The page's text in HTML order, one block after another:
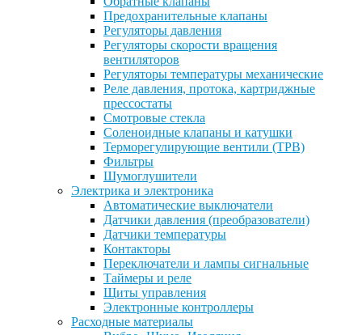
Предохранительные клапаны
Регуляторы давления
Регуляторы скорости вращения
вентиляторов
Регуляторы температуры механические
Реле давления, протока, картриджные
прессостаты
Смотровые стекла
Соленоидные клапаны и катушки
Терморегулирующие вентили (ТРВ)
Фильтры
Шумоглушители
Электрика и электроника
Автоматические выключатели
Датчики давления (преобразователи)
Датчики температуры
Контакторы
Переключатели и лампы сигнальные
Таймеры и реле
Щиты управления
Электронные контроллеры
Расходные материалы